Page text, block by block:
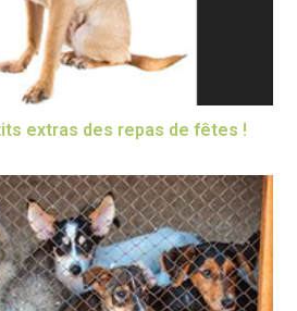
extras des repas de fêtes !